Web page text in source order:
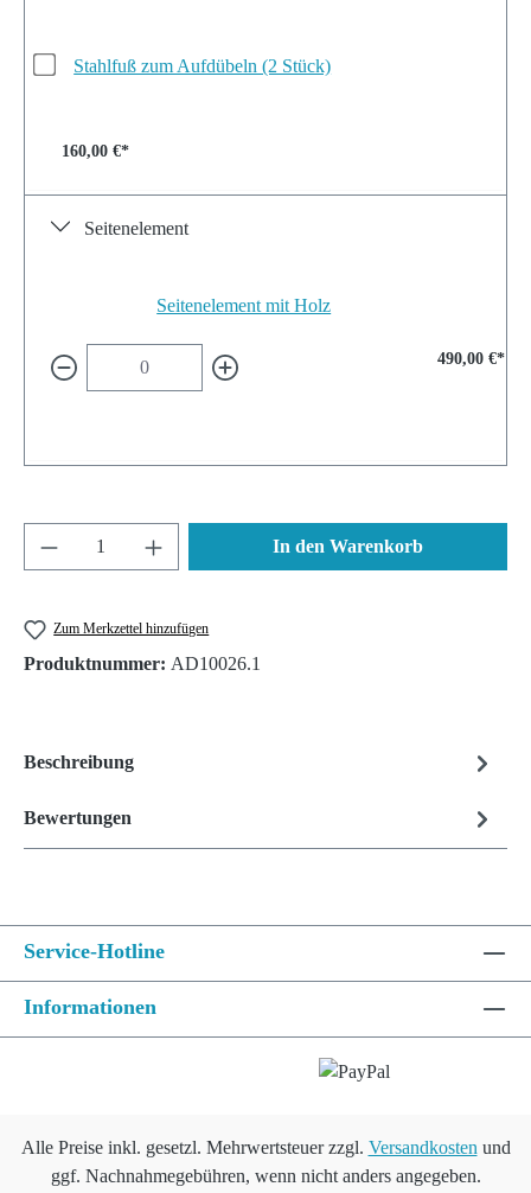
Stahlfuß zum Aufdübeln (2 Stück)
160,00 €*
Seitenelement
Seitenelement mit Holz
490,00 €*
Produkt Anzahl: Gib den gewünschten Wert
In den Warenkorb
Zum Merkzettel hinzufügen
Produktnummer: AD10026.1
Beschreibung
Bewertungen
Service-Hotline
Informationen
Alle Preise inkl. gesetzl. Mehrwertsteuer zzgl. Versandkosten und
ggf. Nachnahmegebühren, wenn nicht anders angegeben.